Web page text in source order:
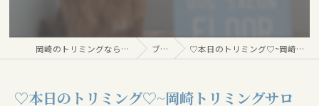
岡崎のトリミングならDog salon Floor ブログ ♡本日のトリミング♡⁠~岡崎トリミングサロン~
♡本日のトリミング♡⁠~岡崎トリミングサロ